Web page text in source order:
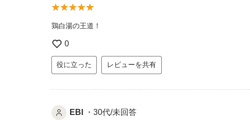
鶏白湯の王道！
0
役に立った レビューを共有
EBI ・30代/未回答